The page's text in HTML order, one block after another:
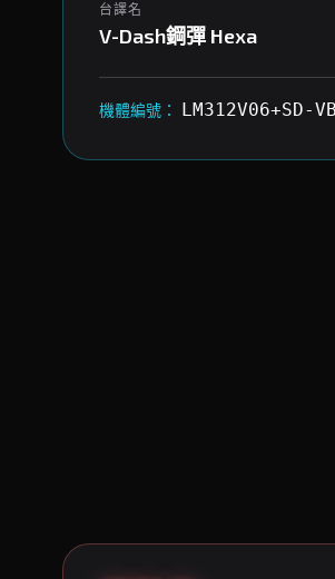
台譯名
V-Dash鋼彈 Hexa
機體編號： LM312V06+SD-